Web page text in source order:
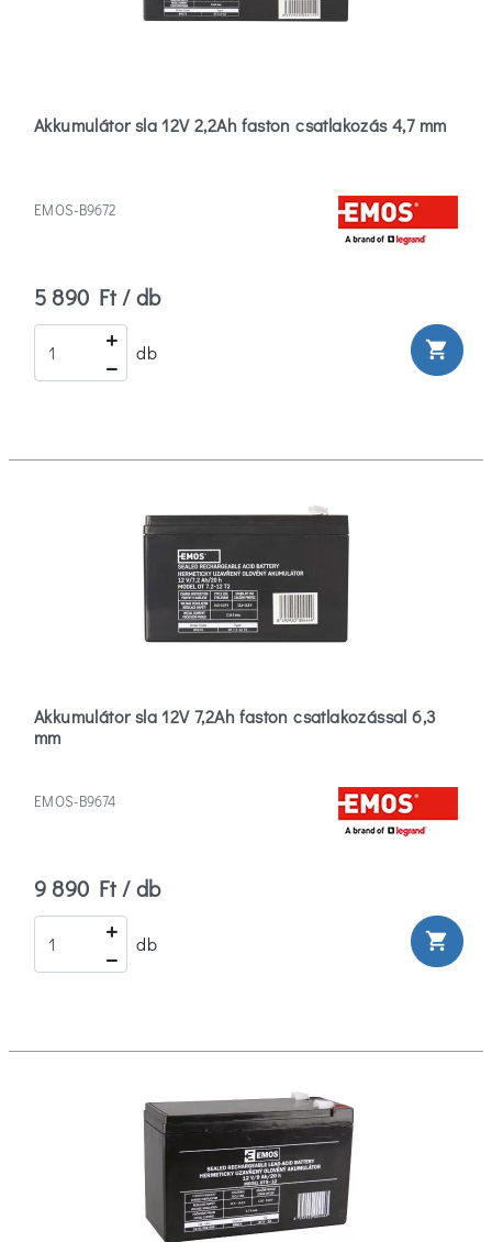
Akkumulátor sla 12V 2,2Ah faston csatlakozás 4,7 mm
EMOS-B9672
5 890 Ft / db
db shopping_cart
Akkumulátor sla 12V 7,2Ah faston csatlakozással 6,3
mm
EMOS-B9674
9 890 Ft / db
db shopping_cart